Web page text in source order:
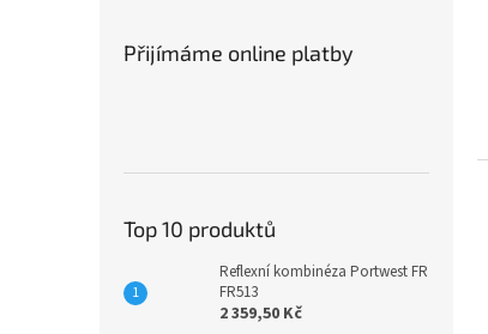
Přijímáme online platby
Top 10 produktů
Reflexní kombinéza Portwest FR
FR513
2 359,50 Kč